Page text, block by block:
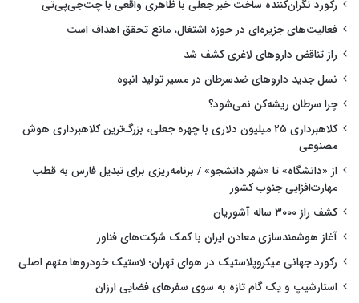
رکورد نگران‌کننده ساخت خبر جعلی با ظاهری واقعی با چت‌جی‌پی‌تی
فعالیت‌های جزیره‌ای در حوزه اشتغال، مانع تحقق اهداف است
راز تناقض داروهای لاغری کشف شد
نسل جدید داروهای ضدسرطان در مسیر تولید انبوه
چرا سرطان ریشه‌کن نمی‌شود؟
کلاهبرداری ۲۵ میلیون دلاری با چهره جعلی، بزرگ‌ترین کلاهبرداری هوش
مصنوعی
از «دانشگاه» تا «شهر دانشجو» / برنامه‌ریزی برای تبدیل فارس به قطب
مهارت‌افزایی جنوب کشور
کشف راز ۳۰۰۰ ساله آشوریان
آغاز هوشمندسازی معادن ایران با کمک شرکت‌های فناور
رکورد جهانی میکروپلاستیک در هوای تهران؛ لاستیک خودروها متهم اصلی
استارشیپ و یک گام تازه به سوی سفرهای فضایی ارزان